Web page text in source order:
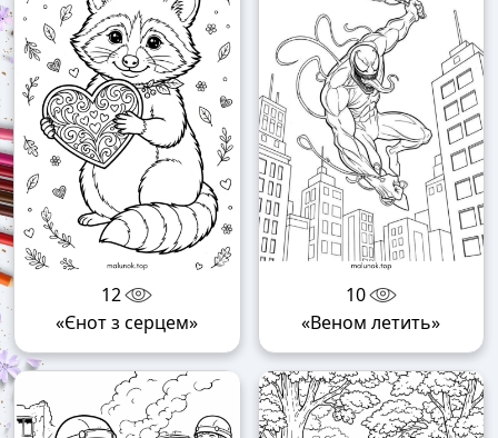
12
«Єнот з серцем»
10
«Веном летить»